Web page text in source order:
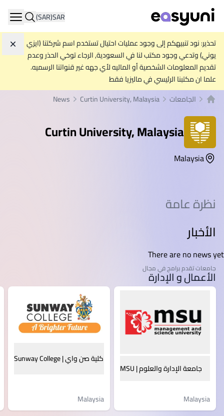
SAR
(SAR)
تحذير: نود تنبيهكم إلى وجود عمليات احتيال تستخدم اسم شركتنا (ايزي
يوني) وتدعي وجود مكتب لنا في السعودية, الرجاء توخي الحذر وعدم
تقديم المعلومات الشخصية أو الماليه لأي جهه غير قنواتنا الرسميه.
علما ان مكتبنا الرئيسي في ماليزيا فقط
الجامعات Curtin University, Malaysia
News
Curtin University, Malaysia
Malaysia
نظرة عامة
الأخبار
There are no news yet
جامعات تقدم برامج في مجال
الأعمال و الإدارة
جامعة الإدارة والعلوم | MSU
Malaysia
كلية صن واي | Sunway College
Malaysia